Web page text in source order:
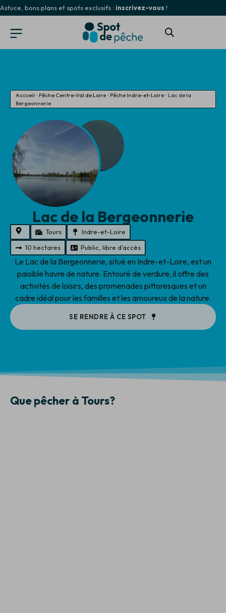
Astuce, bons plans et spots exclusifs : inscrivez-vous !
Accueil • Pêche Centre-Val de Loire • Pêche Indre-et-Loire • Lac de la
Bergeonnerie
Lac de la Bergeonnerie
Tours
Indre-et-Loire
10 hectares
Public, libre d’accès
Le Lac de la Bergeonnerie, situé en Indre-et-Loire, est un
paisible havre de nature. Entouré de verdure, il offre des
activités de loisirs, des promenades pittoresques et un
cadre idéal pour les familles et les amoureux de la nature.
SE RENDRE À CE SPOT
Que pêcher à Tours?